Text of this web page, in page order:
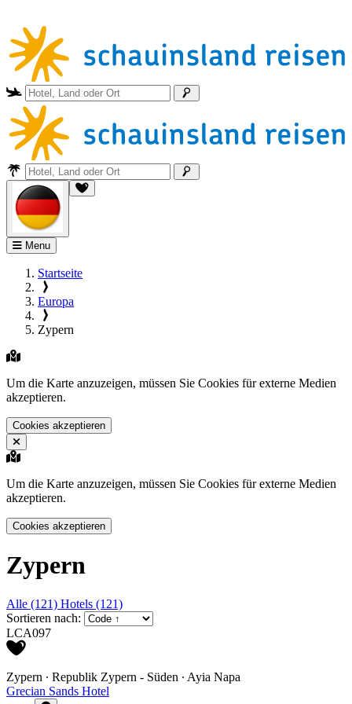
Menu
Startseite
Europa
Zypern
Um die Karte anzuzeigen, müssen Sie Cookies für externe Medien
akzeptieren.
Cookies akzeptieren
Um die Karte anzuzeigen, müssen Sie Cookies für externe Medien
akzeptieren.
Cookies akzeptieren
Zypern
Alle (121) Hotels (121)
Sortieren nach:
LCA097
Zypern ∙ Republik Zypern - Süden ∙ Ayia Napa
Grecian Sands Hotel